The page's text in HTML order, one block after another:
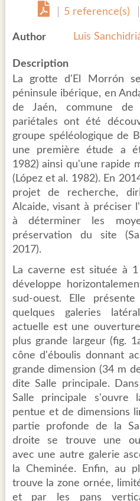
5 reference(s)
Author Luis
Description
La grotte d'El Morrón
péninsule ibérique, en
de Jaén, commune de
pariétales ont été
groupe spéléologique de
une première étude a
1982) ainsi qu'une rapide
(López et al. 1982). En
projet de recherche,
Alcaide, visant à préciser
à déterminer les
préservation du site
2017).
La caverne est située à
développe
sud-ouest. Elle
quelques galeries
actuelle est une
plus grande largeur (fig.
cône d'éboulis donnant
grande dimension (34 m
dite Salle principale.
Salle principale s'ouvre
pentue et de dimensions
partie profonde de la
droite se trouve une
avec une autre galerie
la Cheminée. Enfin, au
trouve la zone ornée,
et par les pans